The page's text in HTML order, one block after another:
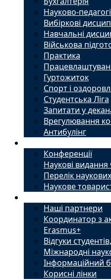
Науково-
Вибіркові
Навчальні
Військова
Практика
Гуртожиток
Спорт і
Студентська Ліга
Запитати у
Врегулювання
Антибулінг
Конференції
Наукові
Перелік
Наукове
Наші партнери
Координатор з
Erasmus+
Відгуки
Міжнародні
Інформаційний
Корисні лінки